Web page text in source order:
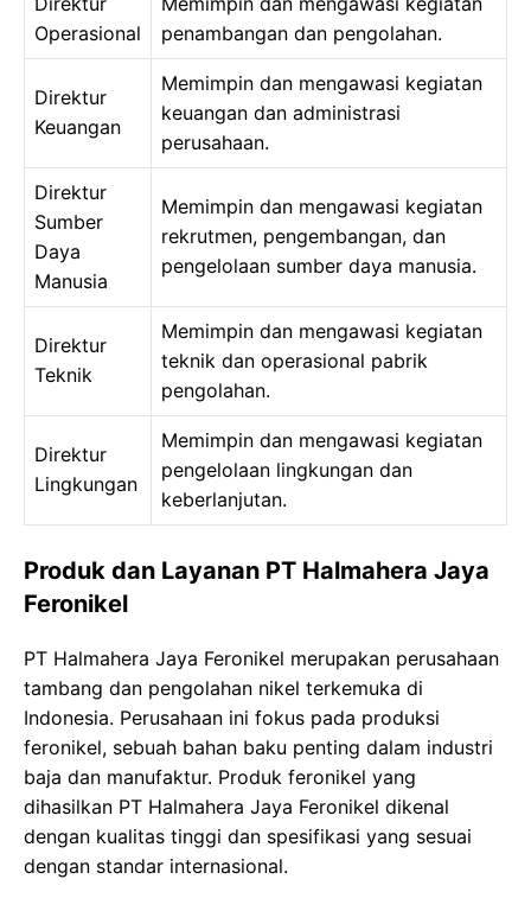
Operasional
penambangan dan pengolahan.
Direktur
Keuangan
Memimpin dan mengawasi kegiatan
keuangan dan administrasi
perusahaan.
Direktur
Sumber
Daya
Manusia
Memimpin dan mengawasi kegiatan
rekrutmen, pengembangan, dan
pengelolaan sumber daya manusia.
Direktur
Teknik
Memimpin dan mengawasi kegiatan
teknik dan operasional pabrik
pengolahan.
Direktur
Lingkungan
Memimpin dan mengawasi kegiatan
pengelolaan lingkungan dan
keberlanjutan.
Produk dan Layanan PT Halmahera Jaya
Feronikel
PT Halmahera Jaya Feronikel merupakan perusahaan
tambang dan pengolahan nikel terkemuka di
Indonesia. Perusahaan ini fokus pada produksi
feronikel, sebuah bahan baku penting dalam industri
baja dan manufaktur. Produk feronikel yang
dihasilkan PT Halmahera Jaya Feronikel dikenal
dengan kualitas tinggi dan spesifikasi yang sesuai
dengan standar internasional.